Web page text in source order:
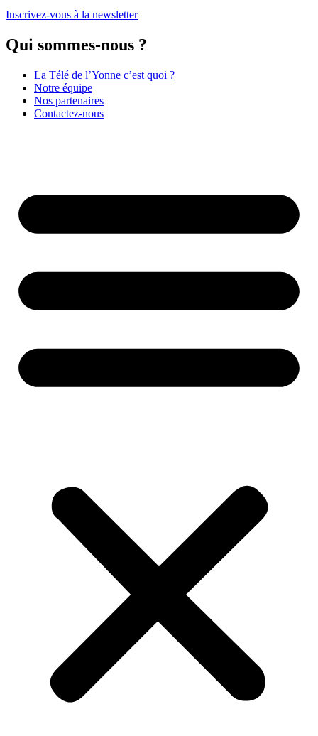
Inscrivez-vous à la newsletter
Qui sommes-nous ?
La Télé de l’Yonne c’est quoi ?
Notre équipe
Nos partenaires
Contactez-nous